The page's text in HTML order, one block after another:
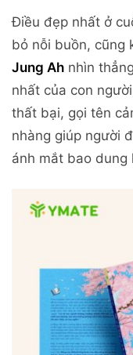
Điều đẹp nhất ở
bỏ nỗi buồn, cũng
Jung Ah nhìn
nhất của con
thất bại, gọi tên
nhàng giúp người
ánh mắt bao dung